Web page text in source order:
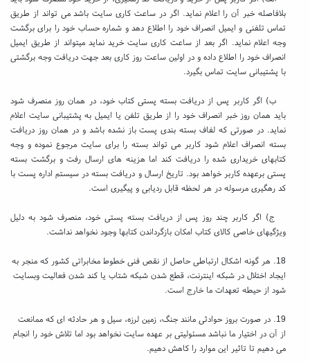
بلافاصله خبر آن را اعلام نماید. اگر در ساعت کاری سایت باشد می تواند از طریق
تماس تلفنی و ایمیل انصراف خود را اطلاع دهد و شماره حساب خود را برای برگشت
وجه اعلام نماید. اگر بعد از ساعت کاری سایت خرید نماید میتواند از طریق ایمیل
انصراف خود را اطلاع داده و در اولین ساعت روز کاری بعد جهت دریافت وجه برگشتی
با پشتیبانی سایت تماس بگیرد.
ب) اگر کاربر پس از دریافت بسته پستی کتاب خود، در همان روز منصرف شود
باید همان روز خبر انصراف خود را از طریق تلفن یا ایمیل به پشتیبانی سایت اعلام
نماید. در صورتی‌ که لفاف بسته بندی پست باز نشده باشد و در همان روز دریافت
بسته انصراف اعلام شود کاربر می تواند بسته را برای سایت مرجوع نموده و وجه
کتابهای خریداری شده را دریافت کند اما هزینه های ارسال رفت و برگشت بسته
پستی برعهده کاربر خواهد بود. تاریخ ارسال و دریافت بسته در سیستم اداره پست با
کد رهگیری مرسوله در هر لحظه قابل ردیابی و پیگیری است.
ج) اگر کاربر چند روز پس از دریافت بسته پستی خود، منصرف شود به دلیل
ویژگیهای خاصی کالای کتاب امکان بازگرداندن کتابها وجود نخواهد نداشت.
18. هر گونه اشکال ارتباطی حاصل از نقص فنی خطوط مخابراتی کشور که منجر به
ایجاد اختلال در شبکه اینترنت، قطع شدن شبکه شتاب یا کند شدن فعالیت وبسایت
شود از حیطه تعهدات ما خارج است.
19. در صورت بروز حوادثی مانند جنگ، زمین لرزه، سیل و هر حادثه ای که ممانعت
از آن در اختیار ما نباشد مسئولیتی بر عهده سایت نخواهد بود اما تلاش خود را انجام
می دهیم تا تاثیر این موارد را کاهش دهیم.